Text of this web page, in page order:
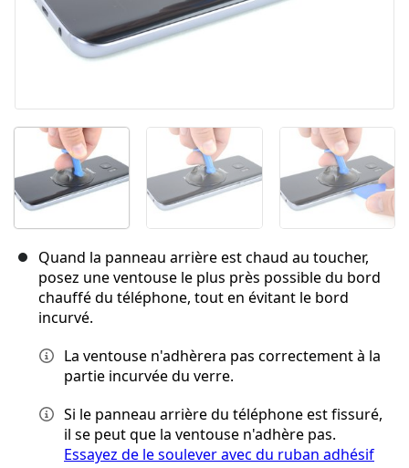
Quand la panneau arrière est chaud au toucher,
posez une ventouse le plus près possible du bord
chauffé du téléphone, tout en évitant le bord
incurvé.
La ventouse n'adhèrera pas correctement à la
partie incurvée du verre.
Si le panneau arrière du téléphone est fissuré,
il se peut que la ventouse n'adhère pas.
Essayez de le soulever avec du ruban adhésif